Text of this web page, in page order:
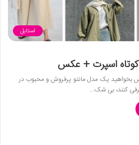
استایل
بخواهید یک مدل مانتو پرفروش و محبوب در
کنند، بی شک…